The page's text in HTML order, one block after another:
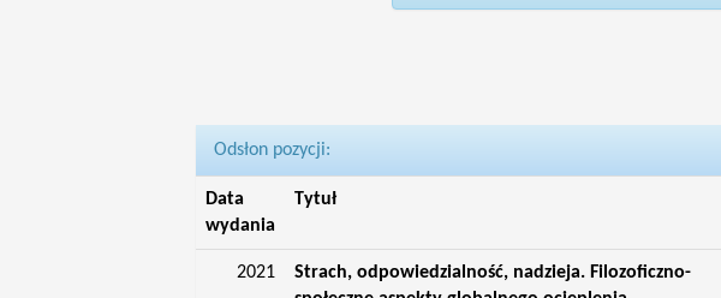
Odsłon pozycji:
Data
wydania
Tytuł
2021
Strach, odpowiedzialność, nadzieja. Filozoficzno-